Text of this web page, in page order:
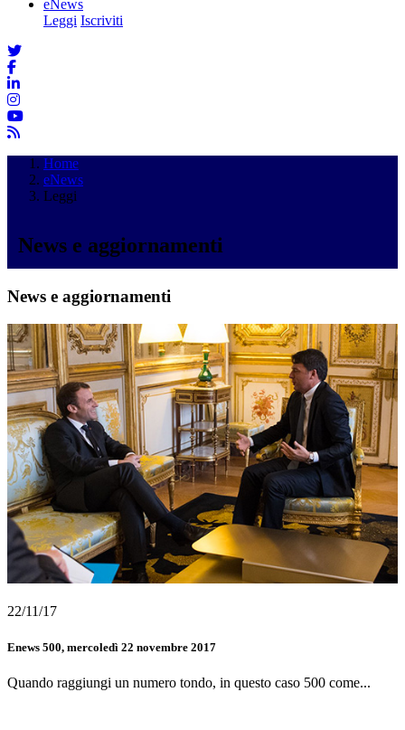
eNews
Leggi Iscriviti
Home
eNews
Leggi
News e aggiornamenti
News e aggiornamenti
22/11/17
Enews 500, mercoledì 22 novembre 2017
Quando raggiungi un numero tondo, in questo caso 500 come...